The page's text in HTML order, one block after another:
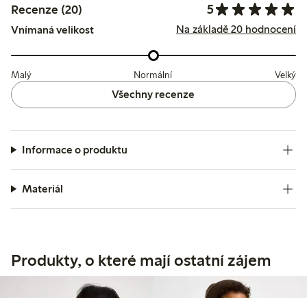
Recenze (20) 5
Vnímaná velikost Na základě 20 hodnocení
Malý Normální Velký
Všechny recenze
Informace o produktu
Materiál
Produkty, o které mají ostatní zájem